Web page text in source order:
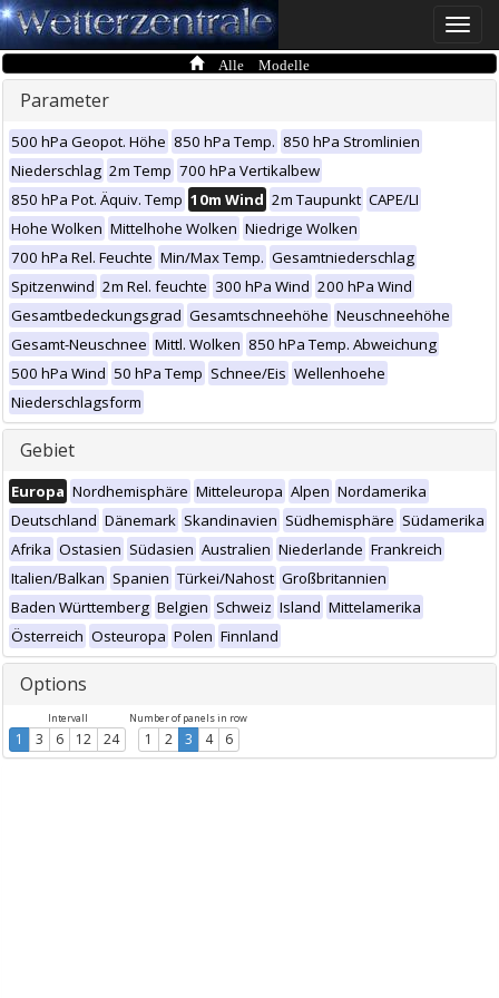
Toggle
Alle Modelle
Parameter
500 hPa Geopot. Höhe 850 hPa Temp. 850 hPa Stromlinien
Niederschlag 2m Temp 700 hPa Vertikalbew
850 hPa Pot. Äquiv. Temp 10m Wind 2m Taupunkt CAPE/LI
Hohe Wolken Mittelhohe Wolken Niedrige Wolken
700 hPa Rel. Feuchte Min/Max Temp. Gesamtniederschlag
Spitzenwind 2m Rel. feuchte 300 hPa Wind 200 hPa Wind
Gesamtbedeckungsgrad Gesamtschneehöhe Neuschneehöhe
Gesamt-Neuschnee Mittl. Wolken 850 hPa Temp. Abweichung
500 hPa Wind 50 hPa Temp Schnee/Eis Wellenhoehe
Niederschlagsform
Gebiet
Europa Nordhemisphäre Mitteleuropa Alpen Nordamerika
Deutschland Dänemark Skandinavien Südhemisphäre Südamerika
Afrika Ostasien Südasien Australien Niederlande Frankreich
Italien/Balkan Spanien Türkei/Nahost Großbritannien
Baden Württemberg Belgien Schweiz Island Mittelamerika
Österreich Osteuropa Polen Finnland
Options
Intervall
1 3 6 12 24
Number of panels in row
1 2 3 4 6